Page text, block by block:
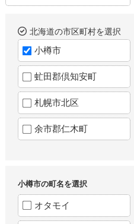
北海道の市区町村を選択
小樽市
虻田郡倶知安町
札幌市北区
余市郡仁木町
小樽市の町名を選択
オタモイ